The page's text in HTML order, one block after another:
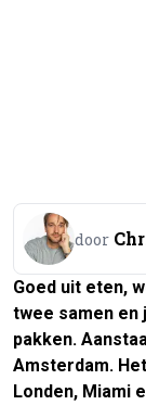
door
Goed uit eten,
twee samen en
pakken.
Amsterdam.
Londen, Miami